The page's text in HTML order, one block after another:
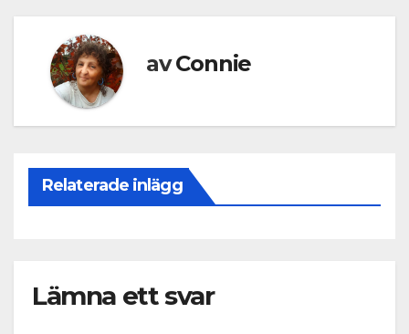
avConnie
Relaterade inlägg
Lämna ett svar